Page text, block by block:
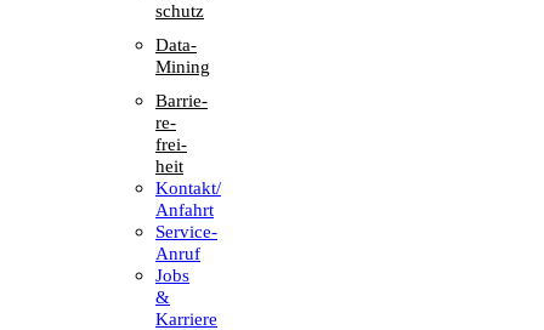
schutz
Data-
Mining
Barrie­
re­
frei­
heit
Kontakt/​​
Anfahrt
Service-
Anruf
Jobs
&
Karriere